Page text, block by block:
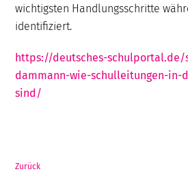
wichtigsten Handlungsschritte
identifiziert.
https://deutsches-
dammann-wie-schulleitungen-in-
sind/
Zurück